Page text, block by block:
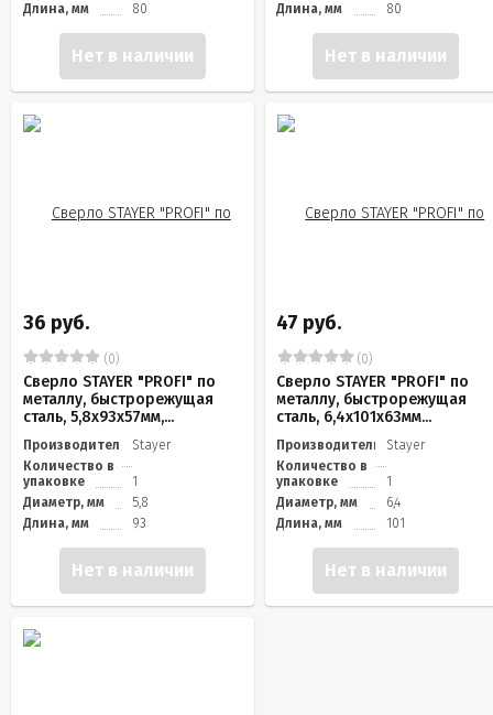
Длина, мм
80
Нет в наличии
Длина, мм
80
Нет в наличии
36 руб.
(0)
Сверло STAYER "PROFI" по
металлу, быстрорежущая
сталь, 5,8х93х57мм,...
Производитель
Stayer
Количество в
упаковке
1
Диаметр, мм
5,8
Длина, мм
93
Нет в наличии
47 руб.
(0)
Сверло STAYER "PROFI" по
металлу, быстрорежущая
сталь, 6,4х101х63мм...
Производитель
Stayer
Количество в
упаковке
1
Диаметр, мм
6,4
Длина, мм
101
Нет в наличии